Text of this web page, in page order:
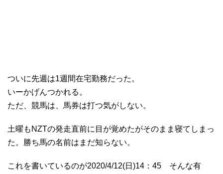
ついに先週は1週間在宅勤務だった。
いーかげんつかれる。
ただ、競馬は、馬券は打つ気がしない。
土曜もNZTの発走直前に目が覚めたがそのまま寝てしまっ
た。勝ち馬の名前はまだ知らない。
これを書いているのが2020/4/12(日)14：45 そんな有